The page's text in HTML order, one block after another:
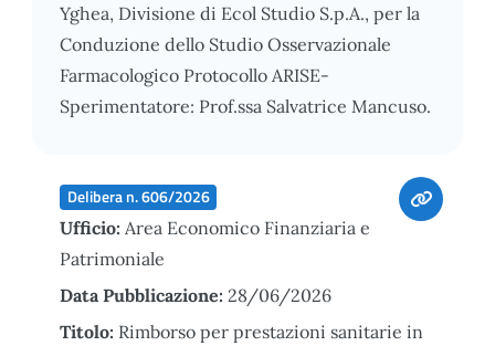
Yghea, Divisione di Ecol Studio S.p.A., per la
Conduzione dello Studio Osservazionale
Farmacologico Protocollo ARISE-
Sperimentatore: Prof.ssa Salvatrice Mancuso.
Delibera n. 606/2026
Ufficio: Area Economico Finanziaria e
Patrimoniale
Data Pubblicazione: 28/06/2026
Titolo: Rimborso per prestazioni sanitarie in